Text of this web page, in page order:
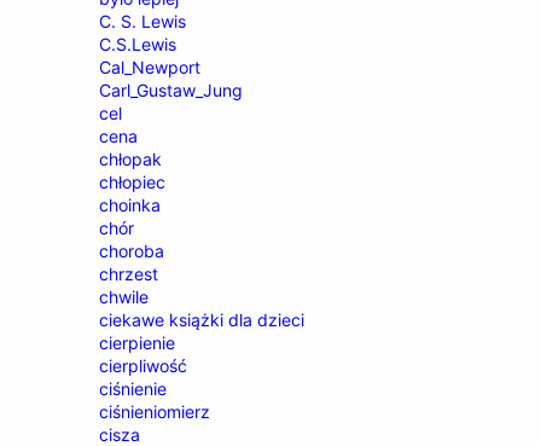
C. S. Lewis
C.S.Lewis
Cal_Newport
Carl_Gustaw_Jung
cel
cena
chłopak
chłopiec
choinka
chór
choroba
chrzest
chwile
ciekawe książki dla dzieci
cierpienie
cierpliwość
ciśnienie
ciśnieniomierz
cisza